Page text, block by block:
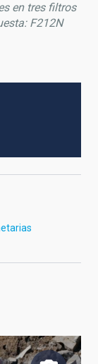
en tres filtros
F212N